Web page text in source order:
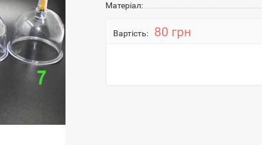
Матеріал:
Вартість: 80 грн